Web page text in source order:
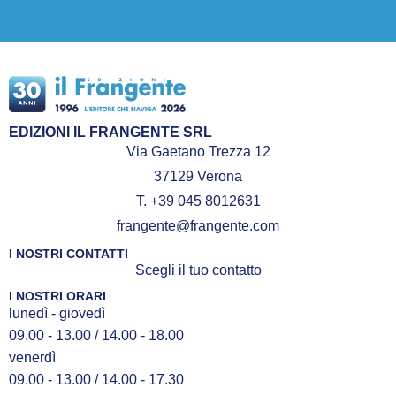
EDIZIONI IL FRANGENTE SRL
Via Gaetano Trezza 12
37129 Verona
T. +39 045 8012631
frangente@frangente.com
I NOSTRI CONTATTI
Scegli il tuo contatto
I NOSTRI ORARI
lunedì - giovedì
09.00 - 13.00 / 14.00 - 18.00
venerdì
09.00 - 13.00 / 14.00 - 17.30